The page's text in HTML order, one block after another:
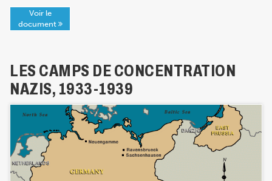
Voir le
document
LES CAMPS DE CONCENTRATION
NAZIS, 1933-1939